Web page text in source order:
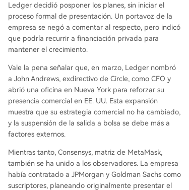
Ledger decidió posponer los planes, sin iniciar el
proceso formal de presentación. Un portavoz de la
empresa se negó a comentar al respecto, pero indicó
que podría recurrir a financiación privada para
mantener el crecimiento.
Vale la pena señalar que, en marzo, Ledger nombró
a John Andrews, exdirectivo de Circle, como CFO y
abrió una oficina en Nueva York para reforzar su
presencia comercial en EE. UU. Esta expansión
muestra que su estrategia comercial no ha cambiado,
y la suspensión de la salida a bolsa se debe más a
factores externos.
Mientras tanto, Consensys, matriz de MetaMask,
también se ha unido a los observadores. La empresa
había contratado a JPMorgan y Goldman Sachs como
suscriptores, planeando originalmente presentar el